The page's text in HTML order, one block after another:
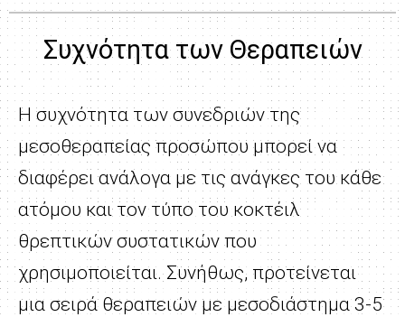
Συχνότητα των Θεραπειών
Η συχνότητα των συνεδριών της
μεσοθεραπείας προσώπου μπορεί να
διαφέρει ανάλογα με τις ανάγκες του κάθε
ατόμου και τον τύπο του κοκτέιλ
θρεπτικών συστατικών που
χρησιμοποιείται. Συνήθως, προτείνεται
μια σειρά θεραπειών με μεσοδιάστημα 3-5